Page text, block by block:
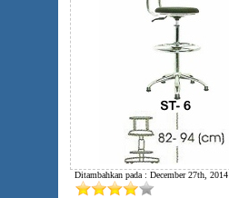
Ditambahkan pada : December 27th, 2014